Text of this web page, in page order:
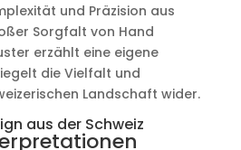
und Präzision aus
Sorgfalt von Hand
erzählt eine eigene
die Vielfalt und
Landschaft wider.
aus der Schweiz